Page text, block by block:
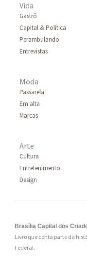
Vida
Gastrô
Capital & Política
Perambulando
Entrevistas
Moda
Passarela
Em alta
Marcas
Arte
Cultura
Entretenimento
Design
Brasília Capital dos
Livro que conta parte da
Federal.